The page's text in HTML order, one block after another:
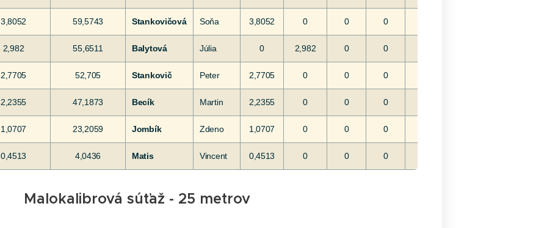
3,8052 59,5743 Stankovičová Soňa 3,8052 0 0 0
2,982 55,6511 Balytová Júlia 0 2,982 0 0
2,7705 52,705 Stankovič Peter 2,7705 0 0 0
2,2355 47,1873 Becík Martin 2,2355 0 0 0
1,0707 23,2059 Jombík Zdeno 1,0707 0 0 0
0,4513 4,0436 Matis Vincent 0,4513 0 0 0
Malokalibrová súťaž - 25 metrov